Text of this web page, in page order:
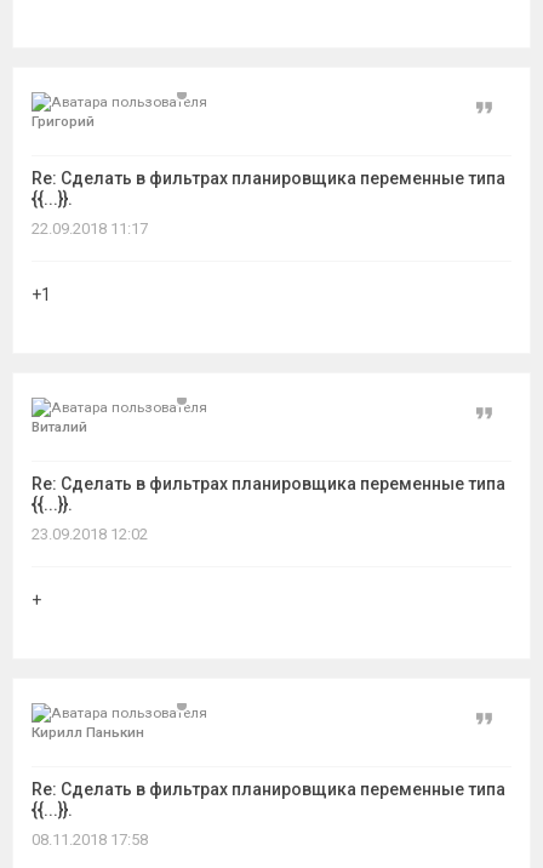
Григорий
Re: Сделать в фильтрах планировщика переменные типа
{{...}}.
Цитата
22.09.2018 11:17
+1
Виталий
Re: Сделать в фильтрах планировщика переменные типа
{{...}}.
Цитата
23.09.2018 12:02
+
Кирилл Панькин
Re: Сделать в фильтрах планировщика переменные типа
{{...}}.
Цитата
08.11.2018 17:58